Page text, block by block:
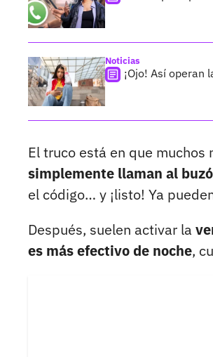
Noticias
¡Ojo! Así operan
El truco está en que
simplemente llaman al
el código… y ¡listo! Ya
Después, suelen activar la
es más efectivo de noche,